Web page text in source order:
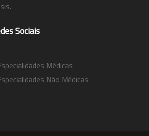
Sociais
Médicas
Não Médicas